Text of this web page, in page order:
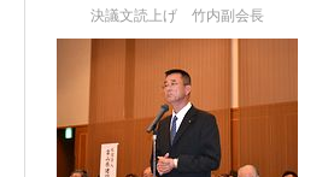
決議文読上げ 竹内副会長